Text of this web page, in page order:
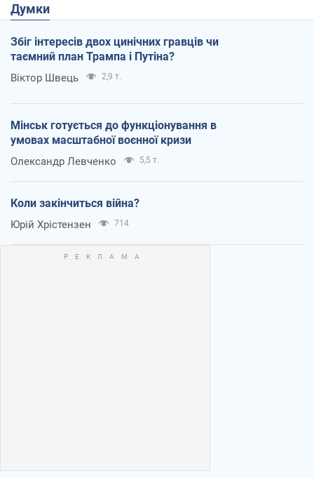
Думки
Збіг інтересів двох цинічних гравців чи
таємний план Трампа і Путіна?
Віктор Швець 2,9 т.
Мінськ готується до функціонування в
умовах масштабної воєнної кризи
Олександр Левченко 5,5 т.
Коли закінчиться війна?
Юрій Хрістензен 714